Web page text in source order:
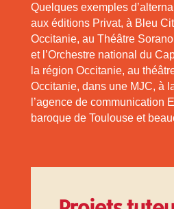
Quelques exemples
aux éditions Privat, à Bleu
Occitanie, au Théâtre
et l’Orchestre national du
la région Occitanie, au
Occitanie, dans une MJC, à
l’agence de communication
baroque de Toulouse et